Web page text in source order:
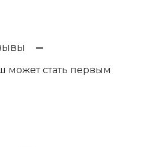
может стать первым